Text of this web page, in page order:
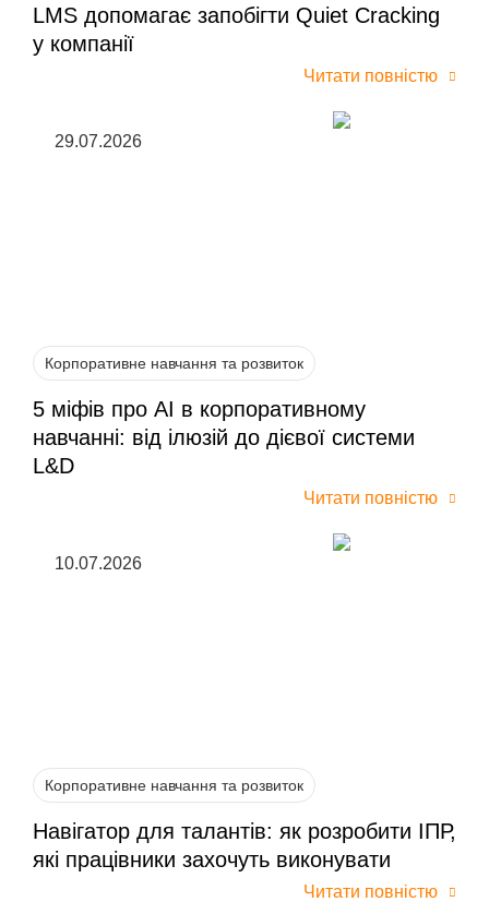
LMS допомагає запобігти Quiet Cracking
у компанії
Читати повністю
29.07.2026
Корпоративне навчання та розвиток
5 міфів про AI в корпоративному
навчанні: від ілюзій до дієвої системи
L&D
Читати повністю
10.07.2026
Корпоративне навчання та розвиток
Навігатор для талантів: як розробити ІПР,
які працівники захочуть виконувати
Читати повністю